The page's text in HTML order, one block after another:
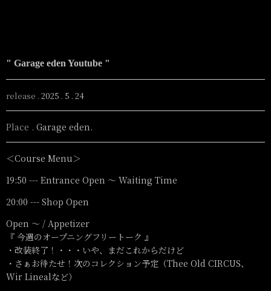
" Garage eden Youtube "
release . 2025 . 5 . 24
Place . Garage eden.
＜Course Menu＞
19:50 --- Entrance Open 〜 Waiting Time
20:00 --- Shop Open
Open 〜 / Appetizer
『 今週のオープニングフリートーク 』
・改装終了！・・・いや、まだこれからだけど
・さぁお待たせ！次のコレクション予定（Thee Old CIRCUS、
Wir Linealなど）